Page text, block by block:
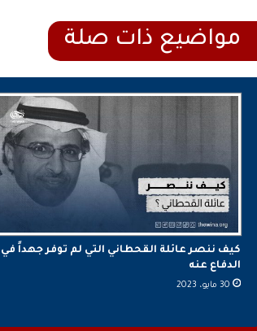
كيف ننصر عائلة القحطاني التي لم توفر جهداً في
الدفاع عنه
30 مايو، 2023